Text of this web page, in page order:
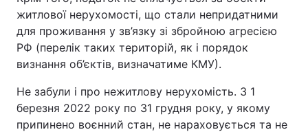
житлової нерухомості, що стали непридатними
для проживання у зв’язку зі збройною агресією
РФ (перелік таких територій, як і порядок
визнання об’єктів, визначатиме КМУ).
Не забули і про нежитлову нерухомість. З 1
березня 2022 року по 31 грудня року, у якому
припинено воєнний стан, не нараховується та не